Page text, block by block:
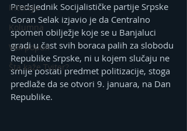
Intervju
Kolumna
Vox populi
Šta kaže Tviter?
Predsjednik Socijalističke partije Srpske
Goran Selak izjavio je da Centralno
spomen obilježje koje se u Banjaluci
gradi u čast svih boraca palih za slobodu
Republike Srpske, ni u kojem slučaju ne
smije postati predmet politizacije, stoga
predlaže da se otvori 9. januara, na Dan
Republike.